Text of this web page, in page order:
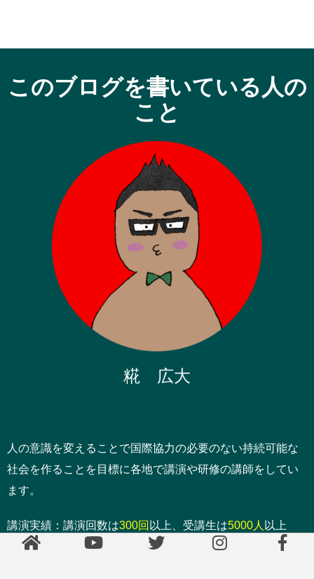
このブログを書いている人の
こと
糀 広大
人の意識を変えることで国際協力の必要のない持続可能な
社会を作ることを目標に各地で講演や研修の講師をしてい
ます。
講演実績：講演回数は300回 以上、受講生は5000人 以上